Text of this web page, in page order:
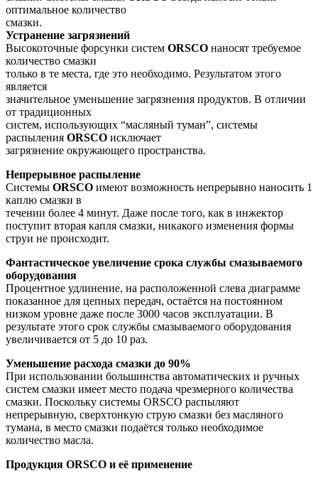
оптимальное количество
смазки.
Устранение загрязнений
Высокоточные форсунки систем ORSCO наносят требуемое
количество смазки
только в те места, где это необходимо. Результатом этого
является
значительное уменьшение загрязнения продуктов. В отличии
от традиционных
систем, использующих “масляный туман”, системы
распыления ORSCO исключает
загрязнение окружающего пространства.
Непрерывное распыление
Системы ORSCO имеют возможность непрерывно наносить 1
каплю смазки в
течении более 4 минут. Даже после того, как в инжектор
поступит вторая капля смазки, никакого изменения формы
струи не происходит.
Фантастическое увеличение срока службы смазываемого
оборудования
Процентное удлинение, на расположенной слева диаграмме
показанное для цепных передач, остаётся на постоянном
низком уровне даже после 3000 часов эксплуатации. В
результате этого срок службы смазываемого оборудования
увеличивается от 5 до 10 раз.
Уменьшение расхода смазки до 90%
При использовании большинства автоматических и ручных
систем смазки имеет место подача чрезмерного количества
смазки. Поскольку системы ORSCO распыляют
непрерывную, сверхтонкую струю смазки без масляного
тумана, в место смазки подаётся только необходимое
количество масла.
Продукция ORSCO и её применение